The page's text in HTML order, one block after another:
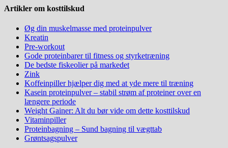
Artikler om kosttilskud
Øg din muskelmasse med proteinpulver
Kreatin
Pre-workout
Gode proteinbarer til fitness og styrketræning
De bedste fiskeolier på markedet
Zink
Koffeinpiller hjælper dig med at yde mere til træning
Kasein proteinpulver – stabil strøm af proteiner over en
længere periode
Weight Gainer: Alt du bør vide om dette kosttilskud
Vitaminpiller
Proteinbagning – Sund bagning til vægttab
Grøntsagspulver